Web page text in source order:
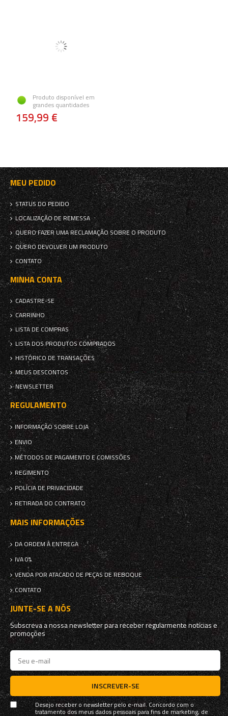
Produto disponível em
grandes quantidades
159,99 €
MEU PEDIDO
STATUS DO PEDIDO
LOCALIZAÇÃO DE REMESSA
QUERO FAZER UMA RECLAMAÇÃO SOBRE O PRODUTO
QUERO DEVOLVER UM PRODUTO
CONTATO
MINHA CONTA
CADASTRE-SE
CARRINHO
LISTA DE COMPRAS
LISTA DOS PRODUTOS COMPRADOS
HISTÓRICO DE TRANSAÇÕES
MEUS DESCONTOS
NEWSLETTER
REGULAMENTO
INFORMAÇÃO SOBRE LOJA
ENVIO
MÉTODOS DE PAGAMENTO E COMISSÕES
REGIMENTO
POLÍCIA DE PRIVACIDADE
RETIRADA DO CONTRATO
MAIS INFORMAÇÕES
DA ORDEM À ENTREGA
IVA 0%
VENDA POR ATACADO DE PEÇAS DE REBOQUE
CONTATO
JUNTE-SE A NÓS
Subscreva a nossa newsletter para receber regularmente notícias e
promoções
INSCREVER-SE
Desejo receber o newsletter pelo e-mail. Concordo com o
tratamento dos meus dados pessoais para fins de marketing, de